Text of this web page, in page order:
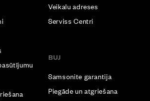
Veikalu adreses
Serviss Centri
BUJ
Samsonite garantija
Piegāde un atgriešana